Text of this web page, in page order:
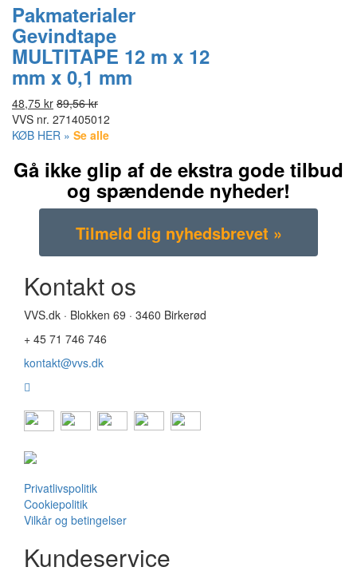
Pakmaterialer
Gevindtape
MULTITAPE 12 m x 12
mm x 0,1 mm
48,75 kr 89,56 kr
VVS nr. 271405012
KØB HER » Se alle
Gå ikke glip af de ekstra gode tilbud
og spændende nyheder!
Kontakt os
VVS.dk · Blokken 69 · 3460 Birkerød
+ 45 71 746 746
kontakt@vvs.dk
Privatlivspolitik
Cookiepolitik
Vilkår og betingelser
Kundeservice